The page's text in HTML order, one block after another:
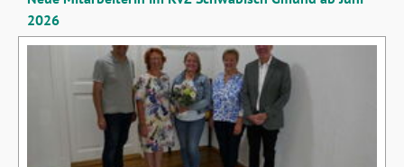
2026